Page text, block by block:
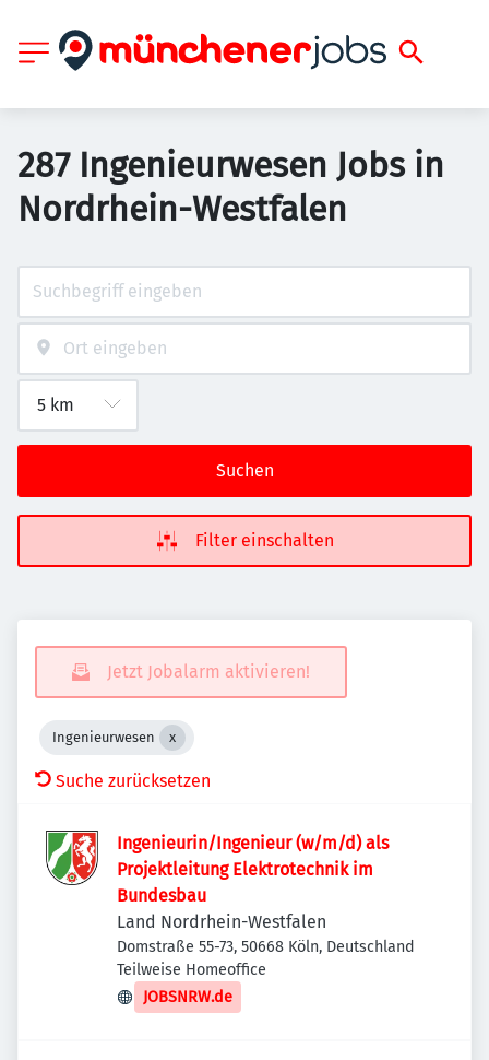
287 Ingenieurwesen Jobs in
Nordrhein-Westfalen
Suchen
Filter einschalten
Jetzt Jobalarm aktivieren!
Ingenieurwesen
Suche zurücksetzen
Ingenieurin/Ingenieur (w/m/d) als
Projektleitung Elektrotechnik im
Bundesbau
Land Nordrhein-Westfalen
Domstraße 55-73, 50668 Köln, Deutschland
Teilweise Homeoffice
JOBSNRW.de